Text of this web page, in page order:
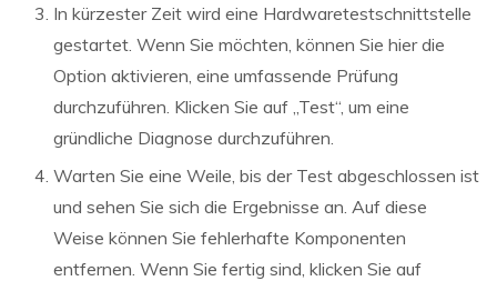
In kürzester Zeit wird eine Hardwaretestschnittstelle
gestartet. Wenn Sie möchten, können Sie hier die
Option aktivieren, eine umfassende Prüfung
durchzuführen. Klicken Sie auf „Test“, um eine
gründliche Diagnose durchzuführen.
Warten Sie eine Weile, bis der Test abgeschlossen ist
und sehen Sie sich die Ergebnisse an. Auf diese
Weise können Sie fehlerhafte Komponenten
entfernen. Wenn Sie fertig sind, klicken Sie auf